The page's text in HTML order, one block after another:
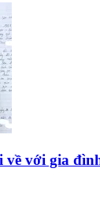
về với gia